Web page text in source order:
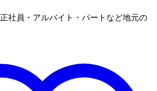
正社員・アルバイト・パートなど地元の